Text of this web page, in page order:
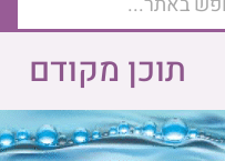
תוכן מקודם